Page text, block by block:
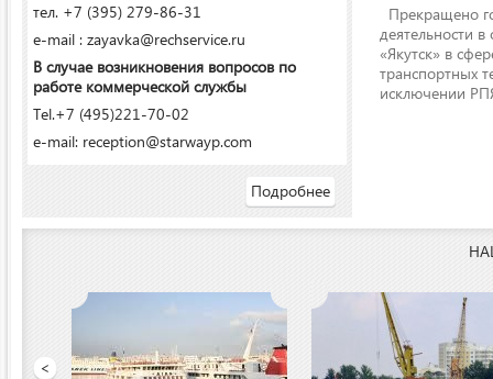
тел. +7 (395) 279-86-31
e-mail : zayavka@rechservice.ru
В случае возникновения вопросов по
работе коммерческой службы
Tel.+7 (495)221-70-02
e-mail: reception@starwayp.com
Подробнее
Прекращено
деятельности
«Якутск» в
транспортных
исключении
<